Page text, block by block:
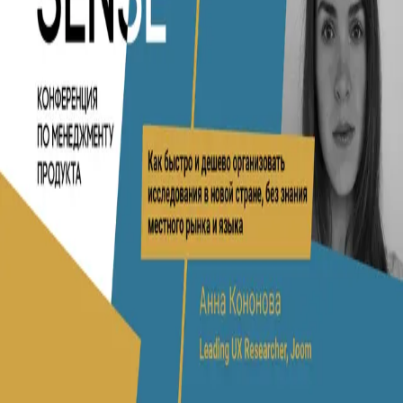
Академия ProductSense
бета-версия · Поддержка: @ps24supportbot
Тарифы
Мы используем файлы cookie, чтобы сайт работал
корректно и был удобнее. Продолжая пользоваться
сайтом, вы соглашаетесь с обработкой cookie и
персональных данных в соответствии с политикой
конфиденциальности
ОК